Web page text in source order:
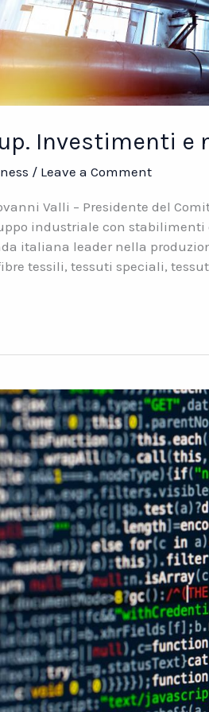
Investimenti
/ Leave a Comment
Valli – Presidente del
industriale con stabilimenti
italiana leader nella
tessili, tessuti speciali,